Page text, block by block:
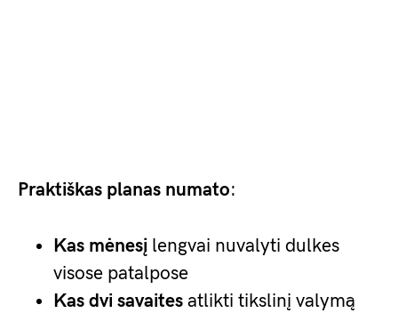
Praktiškas planas numato:
Kas mėnesį lengvai nuvalyti dulkes
visose patalpose
Kas dvi savaites atlikti tikslinį valymą